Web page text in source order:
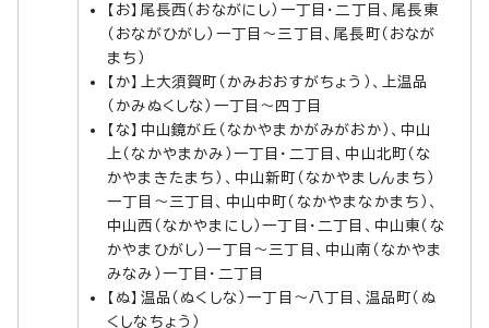
【お】尾長西（おながにし）一丁目・二丁目、尾長東
（おながひがし）一丁目～三丁目、尾長町（おなが
まち）
【か】上大須賀町（かみおおすがちょう）、上温品
（かみぬくしな）一丁目～四丁目
【な】中山鏡が丘（なかやまかがみがおか）、中山
上（なかやまかみ）一丁目・二丁目、中山北町（な
かやまきたまち）、中山新町（なかやましんまち）
一丁目～三丁目、中山中町（なかやまなかまち）、
中山西（なかやまにし）一丁目・二丁目、中山東（な
かやまひがし）一丁目～三丁目、中山南（なかやま
みなみ）一丁目・二丁目
【ぬ】温品（ぬくしな）一丁目～八丁目、温品町（ぬ
くしなちょう）